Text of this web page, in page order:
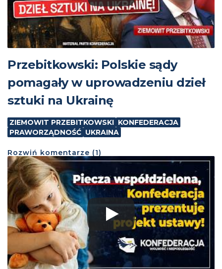
Przebitkowski: Polskie sądy
pomagały w uprowadzeniu dzieł
sztuki na Ukrainę
ZIEMOWIT PRZEBITKOWSKI KONFEDERACJA
PRAWORZĄDNOŚĆ UKRAINA
Rozwiń komentarze (1)